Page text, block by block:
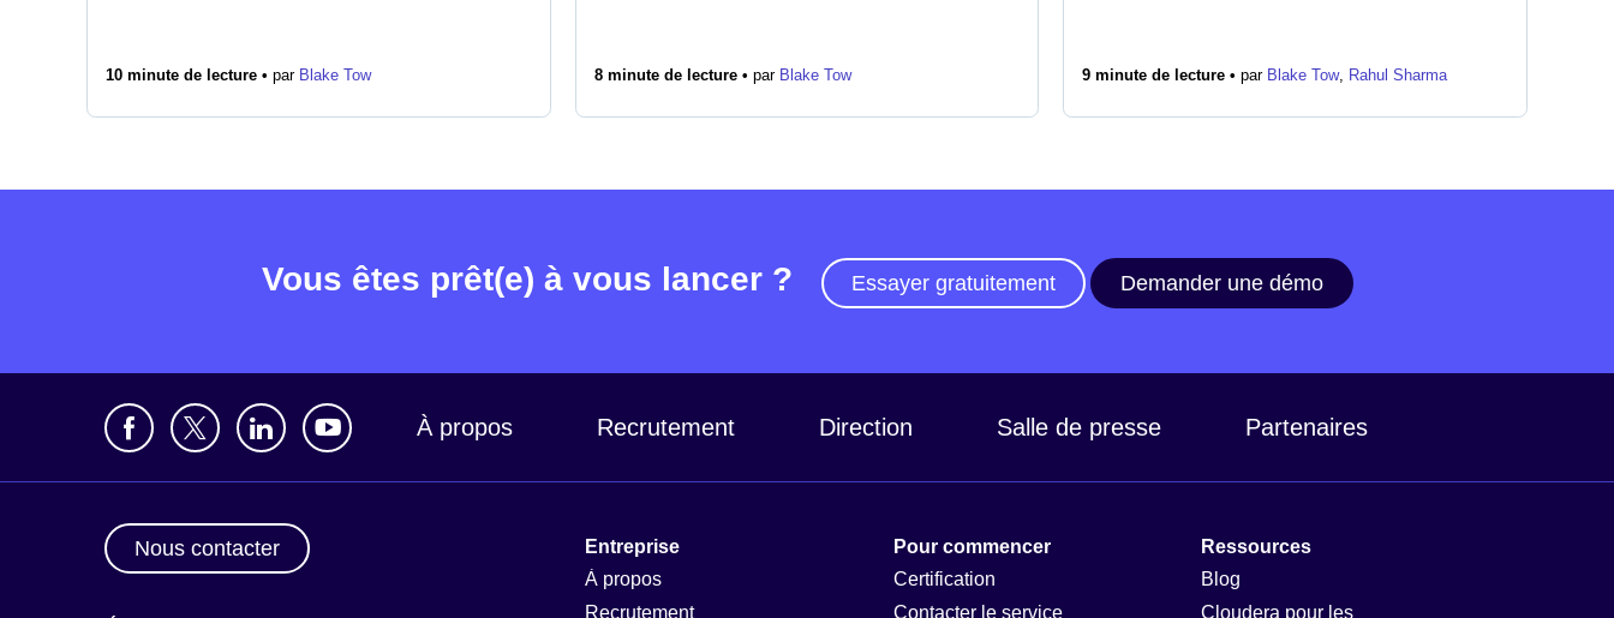
10 minute de lecture • par Blake Tow 8 minute de lecture • par Blake Tow 9 minute de lecture •par Blake Tow, Rahul Sharma
Vous êtes prêt(e) à vous lancer ? Essayer gratuitement Demander une démo
À propos Recrutement Direction Salle de presse Partenaires
Nous contacter
Entreprise
À propos
Recrutement
Pour commencer
Certification
Contacter le service
Ressources
Blog
Cloudera pour les